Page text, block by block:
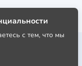
с тем, что мы